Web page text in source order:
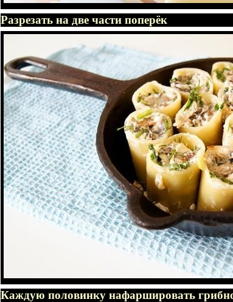
Разрезать на две части поперёк
Каждую половинку нафаршировать